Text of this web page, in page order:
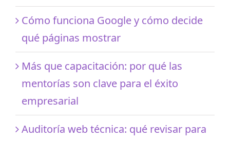
Cómo funciona Google y cómo decide
qué páginas mostrar
Más que capacitación: por qué las
mentorías son clave para el éxito
empresarial
Auditoría web técnica: qué revisar para